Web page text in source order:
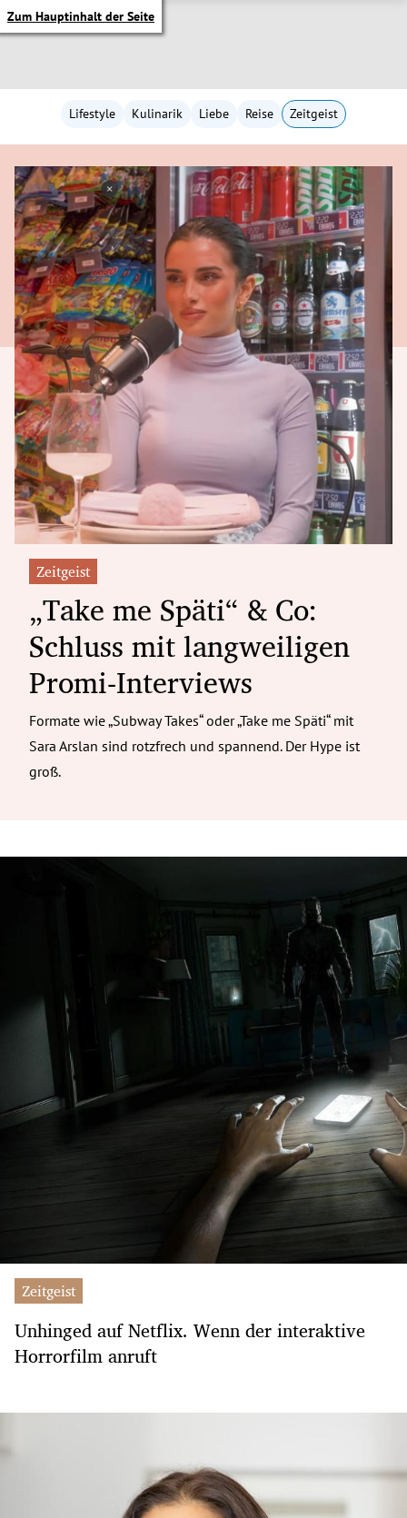
Zum Hauptinhalt der Seite
Untermenü
Untermenü
Untermenü
Untermenü
Untermenü
Untermenü
Untermenü
Untermenü
Untermenü
Untermenü
Lifestyle Kulinarik Liebe Reise Zeitgeist
Zeitgeist
„Take me Späti“ & Co:
Schluss mit langweiligen
Promi-Interviews
Formate wie „Subway Takes“ oder „Take me Späti“ mit
Sara Arslan sind rotzfrech und spannend. Der Hype ist
groß.
Zeitgeist
Unhinged auf Netflix. Wenn der interaktive
Horrorfilm anruft